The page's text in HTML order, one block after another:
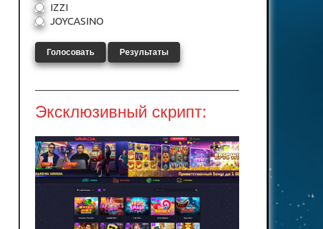
IZZI
JOYCASINO
Голосовать Результаты
Эксклюзивный скрипт: